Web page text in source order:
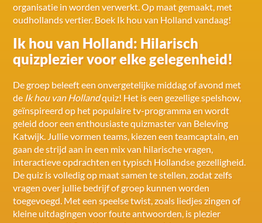
organisatie in worden verwerkt. Op maat gemaakt, met
oudhollands vertier. Boek Ik hou van Holland vandaag!
Ik hou van Holland: Hilarisch
quizplezier voor elke gelegenheid!
De groep beleeft een onvergetelijke middag of avond met
de Ik hou van Hollandquiz! Het is een gezellige spelshow,
geïnspireerd op het populaire tv-programma en wordt
geleid door een enthousiaste quizmaster van Beleving
Katwijk. Jullie vormen teams, kiezen een teamcaptain, en
gaan de strijd aan in een mix van hilarische vragen,
interactieve opdrachten en typisch Hollandse gezelligheid.
De quiz is volledig op maat samen te stellen, zodat zelfs
vragen over jullie bedrijf of groep kunnen worden
toegevoegd. Met een speelse twist, zoals liedjes zingen of
kleine uitdagingen voor foute antwoorden, is plezier